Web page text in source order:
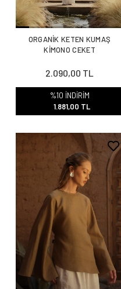
ORGANİK KETEN KUMAŞ
KİMONO CEKET
2.090,00 TL
%10 İNDİRİM
1.881,00 TL